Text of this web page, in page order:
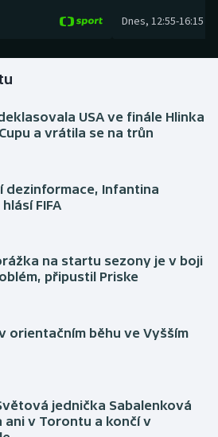
Dnes, 12:55-16:15
USA ve finále Hlinka
a vrátila se na trůn
dezinformace, Infantina
FIFA
na startu sezony je v boji
připustil Priske
v orientačním běhu ve Vyšším
jednička Sabalenková
ani v Torontu a končí v